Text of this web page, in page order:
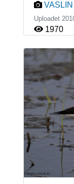
Uploadet
1970